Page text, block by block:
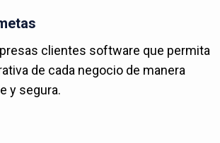
clientes software que permita
de cada negocio de manera
y segura.